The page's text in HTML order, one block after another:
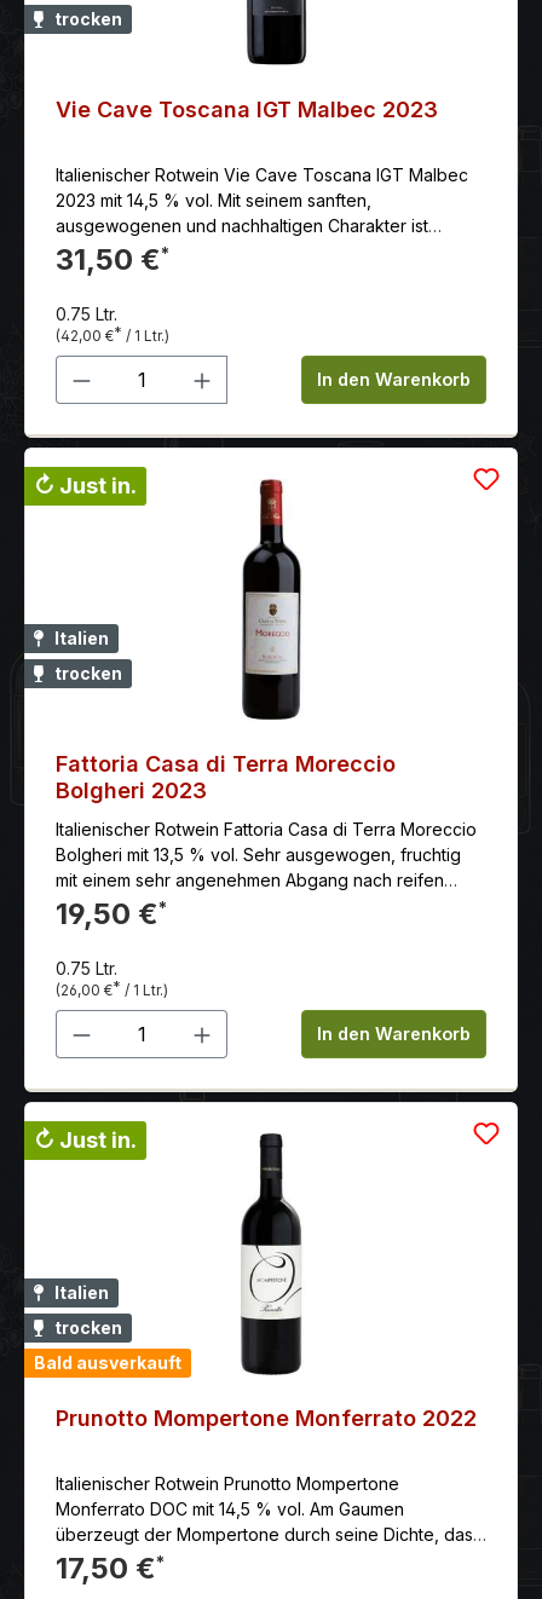
trocken
Vie Cave Toscana IGT Malbec 2023
Italienischer Rotwein Vie Cave Toscana IGT Malbec
2023 mit 14,5 % vol. Mit seinem sanften,
ausgewogenen und nachhaltigen Charakter ist
er bereits jetzt ein Trinkgenuss und wird auch in ein
paar Jahren noch viel Freude
kräftiger Pasta Salciccia.Serviertemperatur: 16.00
°CAlkoholgehalt: 14.00 %schon trinkbar: sehr
gutvorher öffnen: 1 std.lagerungsfähig bis (mind.):
2029
31,50 €*
0.75 Ltr.
(42,00 €* / 1 Ltr.)
Produkt Anzahl: Gib denIn den Warenkorb
↻ Just in.
Italien
trocken
Fattoria Casa di Terra Moreccio
Bolgheri 2023
Italienischer Rotwein Fattoria Casa di Terra Moreccio
Bolgheri mit 13,5 % vol. Sehr ausgewogen, fruchtig
mit einem sehr angenehmen Abgang nach reifen
roten Beeren.
19,50 €*
0.75 Ltr.
(26,00 €* / 1 Ltr.)
Produkt Anzahl: Gib denIn den Warenkorb
↻ Just in.
Italien
trocken
Bald ausverkauft
Prunotto Mompertone Monferrato 2022
Italienischer Rotwein Prunotto Mompertone
Monferrato DOC mit 14,5 % vol. Am Gaumen
überzeugt der Mompertone durch seine Dichte, das
sanfte Tannin, Eleganz und gute und geschmackvolle
Länge.
17,50 €*